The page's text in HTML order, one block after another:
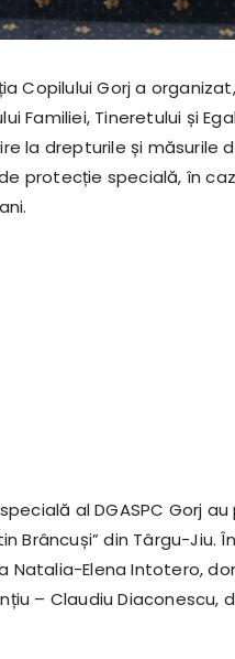
Copilului Gorj a
Familiei, Tineretului și
la drepturile și măsurile
protecție specială, în
al DGASPC Gorj
Brâncuși” din Târgu-Jiu.
Natalia-Elena Intotero,
– Claudiu Diaconescu,